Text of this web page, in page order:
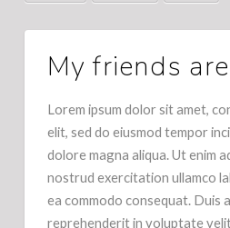
My friends
Lorem ipsum dolor sit amet,
elit, sed do eiusmod tempor
dolore magna aliqua. Ut enim
nostrud exercitation ullamco
ea commodo consequat. Duis
reprehenderit in voluptate